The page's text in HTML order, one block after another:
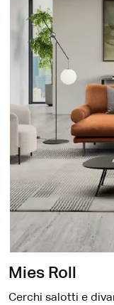
Mies Roll